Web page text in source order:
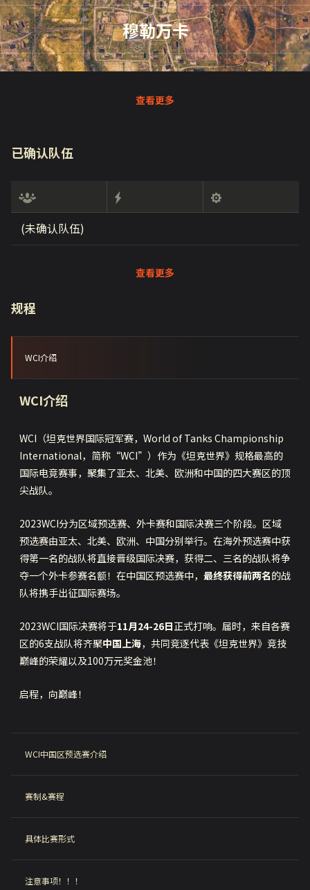
穆勒万卡
查看更多
已确认队伍
(未确认队伍)
查看更多
规程
WCI介绍
WCI介绍
WCI（坦克世界国际冠军赛，World of Tanks Championship
International，简称“WCI”）作为《坦克世界》规格最高的
国际电竞赛事，聚集了亚太、北美、欧洲和中国的四大赛区的顶
尖战队。
2023WCI分为区域预选赛、外卡赛和国际决赛三个阶段。区域
预选赛由亚太、北美、欧洲、中国分别举行。在海外预选赛中获
得第一名的战队将直接晋级国际决赛，获得二、三名的战队将争
夺一个外卡参赛名额！在中国区预选赛中， 最终获得前两名的战
队将携手出征国际赛场。
2023WCI国际决赛将于11月24-26日正式打响。届时，来自各赛
区的6支战队将齐聚中国上海，共同竞逐代表《坦克世界》竞技
巅峰的荣耀以及100万元奖金池！
启程，向巅峰！
WCI中国区预选赛介绍
赛制&赛程
具体比赛形式
注意事项！！！